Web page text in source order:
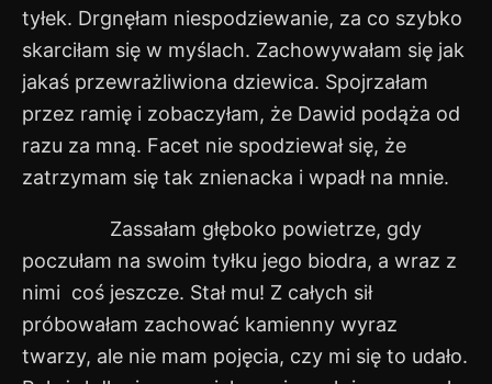
tyłek. Drgnęłam niespodziewanie, za co szybko
skarciłam się w myślach. Zachowywałam się jak
jakaś przewrażliwiona dziewica. Spojrzałam
przez ramię i zobaczyłam, że Dawid podąża od
razu za mną. Facet nie spodziewał się, że
zatrzymam się tak znienacka i wpadł na mnie.
Zassałam głęboko powietrze, gdy
poczułam na swoim tyłku jego biodra, a wraz z
nimi coś jeszcze. Stał mu! Z całych sił
próbowałam zachować kamienny wyraz
twarzy, ale nie mam pojęcia, czy mi się to udało.